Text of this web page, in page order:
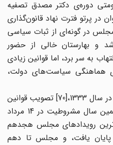
دوره‌ی دکتر مصدق تصفیه
پرتو فترت نهاد قانون‌گذاری
در گونه‌ای از ثبات سیاسی
و بهارستان خالی از حضور
به سر ‌برد، اما قوانین زیادی
سیاست‌های دولت،
مسئله‌ی قرارداد کنسرسیوم نفت در سال 1333،[70] تصویب قوانین
گوناگون عمرانی و جشن پنجاهمین سال مشروطیت در 14 مرداد
رویدادهای مجلس هجدهم
در 26 فروردین 1335 پایان یافت، و مجلس تا دهم